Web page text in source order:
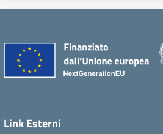
Link Esterni